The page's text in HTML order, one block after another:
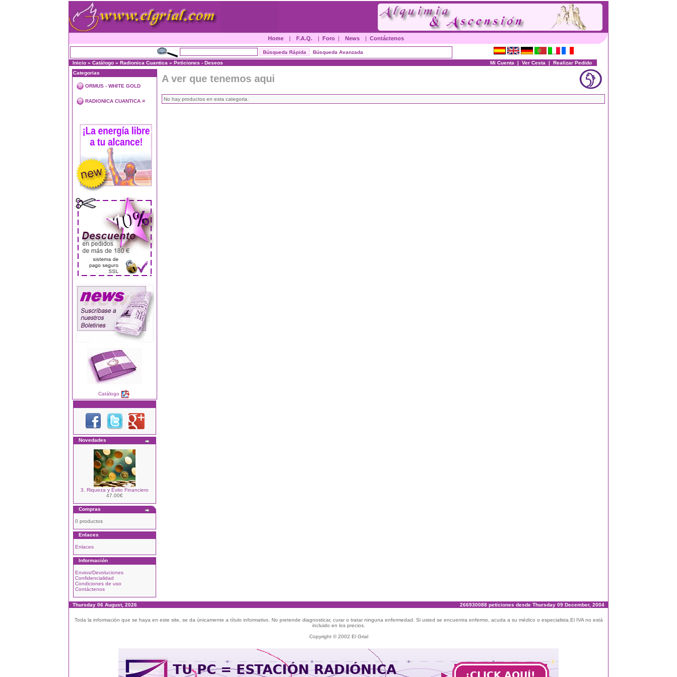
Home | F.A.Q. | Foro| News | Contáctenos
Búsqueda Avanzada
Inicio » Catálogo » Radionica Cuantica » Peticiones - Deseos Mi Cuenta | Ver Cesta | Realizar Pedido
Categorias
ORMUS - WHITE GOLD
RADIONICA CUANTICA »
Catálogo
Novedades
3. Riqueza y Éxito Financiero
47.00€
Compras
0 productos
Enlaces
Enlaces
Información
Envios/Devoluciones
Confidencialidad
Condiciones de uso
Contáctenos
A ver que tenemos aqui
No hay productos en esta categoria.
Thursday 06 August, 2026 266930088 peticiones desde Thursday 09 December, 2004
Toda la información que se haya en este site, se da únicamente a título informativo. No pretende diagnosticar, curar o tratar ninguna enfermedad. Si usted se encuentra enfermo, acuda a su médico o especialista.El IVA no está
incluido en los precios.
Copyright © 2002 El Grial